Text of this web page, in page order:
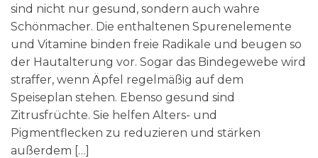
sind nicht nur gesund, sondern auch wahre
Schönmacher. Die enthaltenen Spurenelemente
und Vitamine binden freie Radikale und beugen so
der Hautalterung vor. Sogar das Bindegewebe wird
straffer, wenn Äpfel regelmäßig auf dem
Speiseplan stehen. Ebenso gesund sind
Zitrusfrüchte. Sie helfen Alters- und
Pigmentflecken zu reduzieren und stärken
außerdem […]